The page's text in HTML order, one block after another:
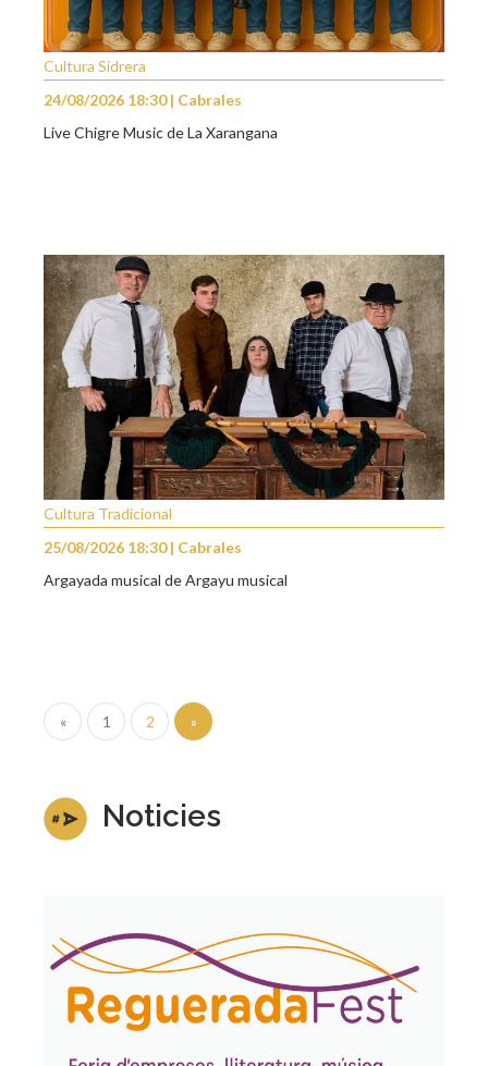
Cultura Sidrera
24/08/2026 18:30 | Cabrales
Live Chigre Music de La Xarangana
Cultura Tradicional
25/08/2026 18:30 | Cabrales
Argayada musical de Argayu musical
« 1 2 »
Noticies